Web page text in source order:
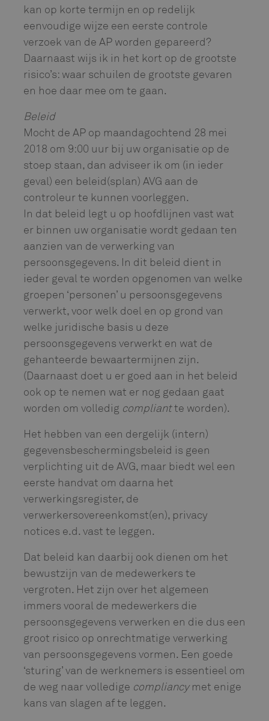
kan op korte termijn en op redelijk
eenvoudige wijze een eerste controle
verzoek van de AP worden gepareerd?
Daarnaast wijs ik in het kort op de grootste
risico’s: waar schuilen de grootste gevaren
en hoe daar mee om te gaan.
Beleid
Mocht de AP op maandagochtend 28 mei
2018 om 9:00 uur bij uw organisatie op de
stoep staan, dan adviseer ik om (in ieder
geval) een beleid(splan) AVG aan de
controleur te kunnen voorleggen.
In dat beleid legt u op hoofdlijnen vast wat
er binnen uw organisatie wordt gedaan ten
aanzien van de verwerking van
persoonsgegevens. In dit beleid dient in
ieder geval te worden opgenomen van welke
groepen ‘personen’ u persoonsgegevens
verwerkt, voor welk doel en op grond van
welke juridische basis u deze
persoonsgegevens verwerkt en wat de
gehanteerde bewaartermijnen zijn.
(Daarnaast doet u er goed aan in het beleid
ook op te nemen wat er nog gedaan gaat
worden om volledig compliantte worden).
Het hebben van een dergelijk (intern)
gegevensbeschermingsbeleid is geen
verplichting uit de AVG, maar biedt wel een
eerste handvat om daarna het
verwerkingsregister, de
verwerkersovereenkomst(en), privacy
notices e.d. vast te leggen.
Dat beleid kan daarbij ook dienen om het
bewustzijn van de medewerkers te
vergroten. Het zijn over het algemeen
immers vooral de medewerkers die
persoonsgegevens verwerken en die dus een
groot risico op onrechtmatige verwerking
van persoonsgegevens vormen. Een goede
‘sturing’ van de werknemers is essentieel om
de weg naar volledige compliancymet enige
kans van slagen af te leggen.